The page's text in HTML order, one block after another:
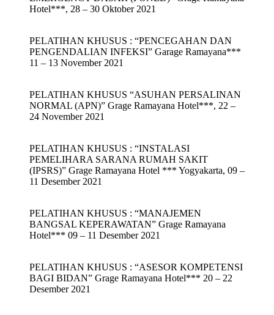
Hotel***, 28 – 30 Oktober 2021
PELATIHAN KHUSUS : “PENCEGAHAN DAN
PENGENDALIAN INFEKSI” Garage Ramayana***
11 – 13 November 2021
PELATIHAN KHUSUS “ASUHAN PERSALINAN
NORMAL (APN)” Grage Ramayana Hotel***, 22 –
24 November 2021
PELATIHAN KHUSUS : “INSTALASI
PEMELIHARA SARANA RUMAH SAKIT
(IPSRS)” Grage Ramayana Hotel *** Yogyakarta, 09 –
11 Desember 2021
PELATIHAN KHUSUS : “MANAJEMEN
BANGSAL KEPERAWATAN” Grage Ramayana
Hotel*** 09 – 11 Desember 2021
PELATIHAN KHUSUS : “ASESOR KOMPETENSI
BAGI BIDAN” Grage Ramayana Hotel*** 20 – 22
Desember 2021